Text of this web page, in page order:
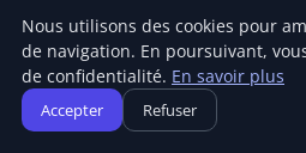
Laura Roy
Nous utilisons des cookies pour
de navigation. En poursuivant,
de confidentialité. En savoir plus
Accepter Refuser